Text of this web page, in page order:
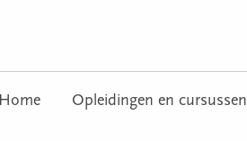
Home Opleidingen en cursussen